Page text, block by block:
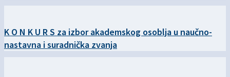
K O N K U R S za izbor akademskog osoblja u naučno-
nastavna i suradnička zvanja